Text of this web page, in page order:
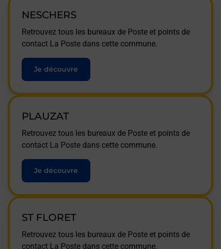
NESCHERS
Retrouvez tous les bureaux de Poste et points de
contact La Poste dans cette commune.
Je découvre
PLAUZAT
Retrouvez tous les bureaux de Poste et points de
contact La Poste dans cette commune.
Je découvre
ST FLORET
Retrouvez tous les bureaux de Poste et points de
contact La Poste dans cette commune.